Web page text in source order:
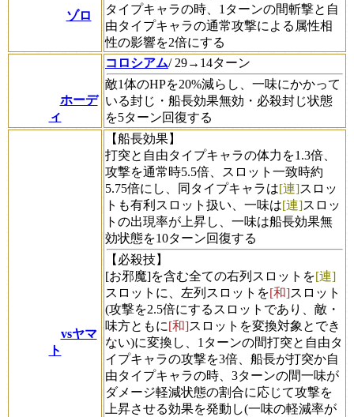
ゾロ
タイプキャラの時、1ターンの間斬撃と自
由タイプキャラの通常攻撃による属性相
性の影響を2倍にする
ホーデ
ィ
コロシアム/ 29→14ターン
敵1体のHPを20%減らし、一味にかかって
いる封じ・船長効果無効・必殺封じ状態
を5ターン回復する
vsヤマ
ト
【船長効果】
打突と自由タイプキャラの体力を1.3倍、
攻撃を通常時5.5倍、スロット一致時約
5.75倍にし、同タイプキャラは[連]スロッ
トも有利スロット扱い、一味は[連]スロッ
トの出現率が上昇し、一味は船長効果無
効状態を10ターン回復する
【必殺技】
[お邪魔]を含む全ての右列スロットを[連]
スロットに、左列スロットを[和]スロット
(攻撃を2.5倍にするスロットであり、敵・
味方ともに[和]スロットを変換対象とでき
ない)に変換し、1ターンの間打突と自由タ
イプキャラの攻撃を3倍、船長が打突か自
由タイプキャラの時、3ターンの間一味が
ダメージ軽減状態の割合に応じて攻撃を
上昇させる効果を発動し(一味の軽減率が